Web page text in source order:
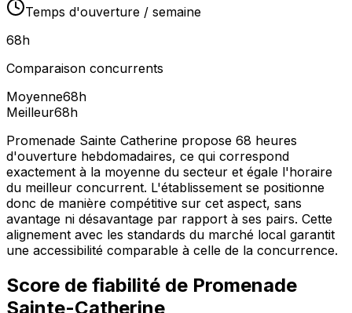
Temps d'ouverture / semaine
68h
Comparaison concurrents
Moyenne68h
Meilleur68h
Promenade Sainte Catherine propose 68 heures
d'ouverture hebdomadaires, ce qui correspond
exactement à la moyenne du secteur et égale l'horaire
du meilleur concurrent. L'établissement se positionne
donc de manière compétitive sur cet aspect, sans
avantage ni désavantage par rapport à ses pairs. Cette
alignement avec les standards du marché local garantit
une accessibilité comparable à celle de la concurrence.
Score de fiabilité de Promenade
Sainte-Catherine